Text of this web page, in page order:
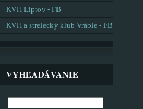
KVH Liptov - FB
KVH a strelecký klub Vráble - FB
VYHĽADÁVANIE